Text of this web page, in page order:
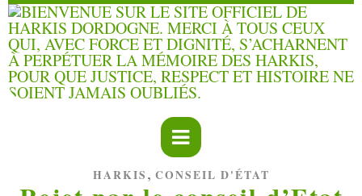
HARKIS , CONSEIL D'ÉTAT